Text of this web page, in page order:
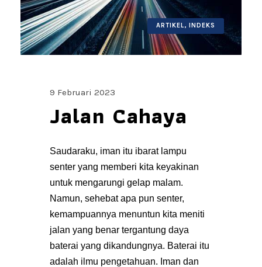
ARTIKEL, INDEKS
9 Februari 2023
Jalan Cahaya
Saudaraku, iman itu ibarat lampu
senter yang memberi kita keyakinan
untuk mengarungi gelap malam.
Namun, sehebat apa pun senter,
kemampuannya menuntun kita meniti
jalan yang benar tergantung daya
baterai yang dikandungnya. Baterai itu
adalah ilmu pengetahuan. Iman dan